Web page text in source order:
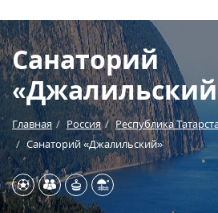
Санаторий
Главная Россия Республика
Санаторий «Джалильский»